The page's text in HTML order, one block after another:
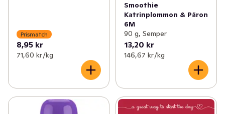
Prismatch
8,95 kr
71,60 kr /kg
Smoothie
Katrinplommon & Päron
6M
90 g, Semper
13,20 kr
146,67 kr /kg